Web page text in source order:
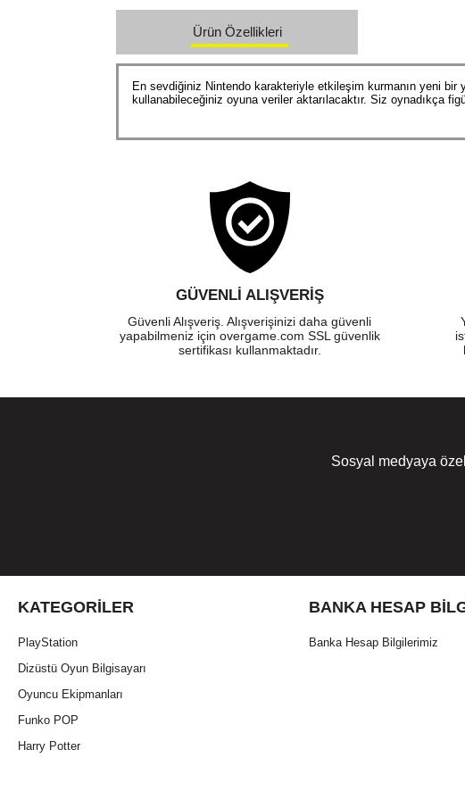
Ürün Özellikleri
En sevdiğiniz Nintendo karakteriyle etkileşim kurmanın yeni bir
kullanabileceğiniz oyuna veriler aktarılacaktır. Siz oynadıkça
GÜVENLI ALIŞVERIŞ
Güvenli Alışveriş. Alışverişinizi daha güvenli
yapabilmeniz için overgame.com SSL güvenlik
sertifikası kullanmaktadır.
Sosyal medyaya
KATEGORILER
PlayStation
Dizüstü Oyun Bilgisayarı
Oyuncu Ekipmanları
Funko POP
Harry Potter
BANKA HESAP
Banka Hesap Bilgilerimiz